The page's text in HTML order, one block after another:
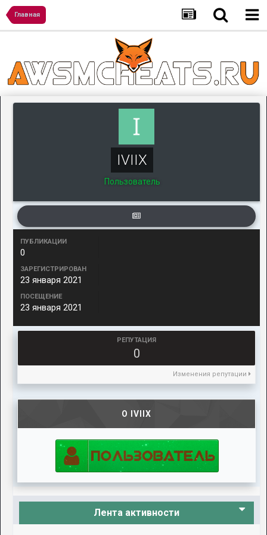
Главная
IVIIX
Пользователь
ПУБЛИКАЦИИ
0
ЗАРЕГИСТРИРОВАН
23 января 2021
ПОСЕЩЕНИЕ
23 января 2021
РЕПУТАЦИЯ
0
Изменения репутации
О IVIIX
Лента активности